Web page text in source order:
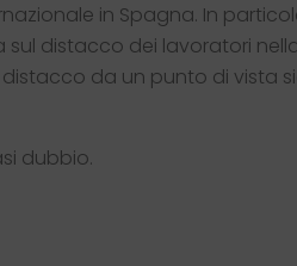
in Spagna. In
distacco dei lavoratori
da un punto di vista
dubbio.